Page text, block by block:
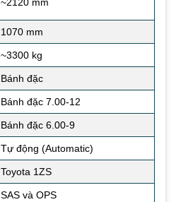
1070 mm
~3300 kg
Bánh đặc
Bánh đặc 7.00-12
Bánh đặc 6.00-9
Tự động (Automatic)
Toyota 1ZS
SAS và OPS